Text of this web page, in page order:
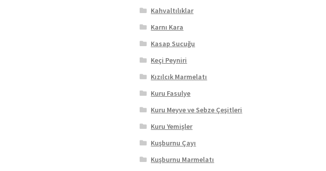
Kahvaltılıklar
Karnı Kara
Kasap Sucuğu
Keçi Peyniri
Kızılcık Marmelatı
Kuru Fasulye
Kuru Meyve ve Sebze Çeşitleri
Kuru Yemişler
Kuşburnu Çayı
Kuşburnu Marmelatı